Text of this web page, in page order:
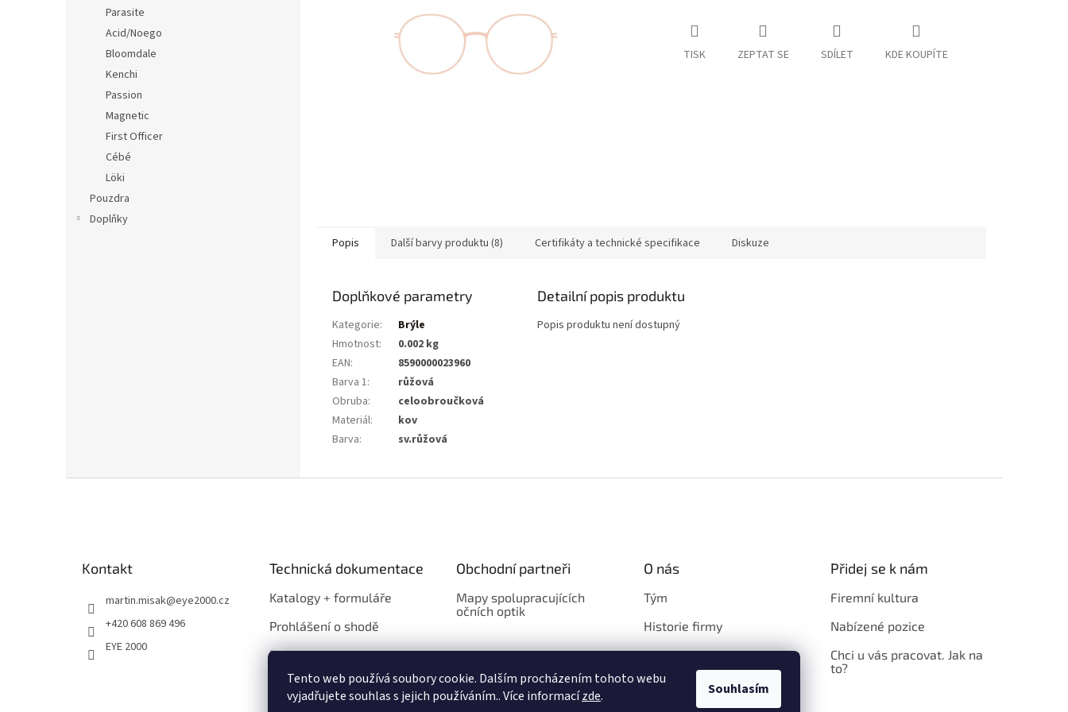
Tento web používá soubory cookie. Dalším procházením tohoto webu
vyjadřujete souhlas s jejich používáním.. Více informacízde. Souhlasím
Parasite
Acid/Noego
Bloomdale
Kenchi
Passion
Magnetic
First Officer
Cébé
Löki
Pouzdra
Doplňky
TISK ZEPTAT SE SDÍLET KDE KOUPÍTE
Popis Další barvy produktu (8) Certifikáty a technické specifikace Diskuze
Doplňkové parametry
Kategorie:
Brýle
Hmotnost:
0.002 kg
EAN:
8590000023960
Barva 1:
růžová
Obruba:
celoobroučková
Materiál:
kov
Barva: sv.růžová
Detailní popis produktu
Popis produktu není dostupný
Kontakt
martin.misak@eye2000.cz
+420 608 869 496
EYE 2000
Technická dokumentace
Katalogy + formuláře
Prohlášení o shodě
Propagace
Obchodní partneři
Mapy spolupracujících
očních optik
O nás
Tým
Historie firmy
Loga
Přidej se k nám
Firemní kultura
Nabízené pozice
Chci u vás pracovat. Jak na
to?